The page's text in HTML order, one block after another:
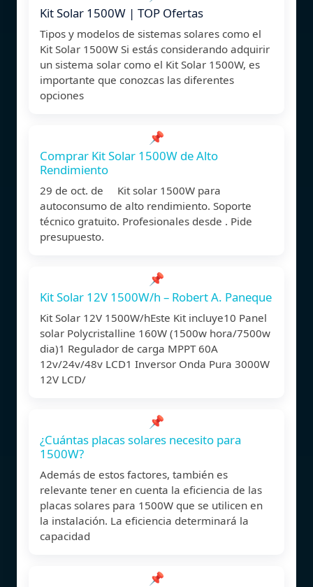
Kit Solar 1500W | TOP Ofertas
Tipos y modelos de sistemas solares como el
Kit Solar 1500W Si estás considerando adquirir
un sistema solar como el Kit Solar 1500W, es
importante que conozcas las diferentes
opciones
📌
Comprar Kit Solar 1500W de Alto
Rendimiento
29 de oct. de Kit solar 1500W para
autoconsumo de alto rendimiento. Soporte
técnico gratuito. Profesionales desde . Pide
presupuesto.
📌
Kit Solar 12V 1500W/h – Robert A. Paneque
Kit Solar 12V 1500W/hEste Kit incluye10 Panel
solar Polycristalline 160W (1500w hora/7500w
dia)1 Regulador de carga MPPT 60A
12v/24v/48v LCD1 Inversor Onda Pura 3000W
12V LCD/
📌
¿Cuántas placas solares necesito para
1500W?
Además de estos factores, también es
relevante tener en cuenta la eficiencia de las
placas solares para 1500W que se utilicen en
la instalación. La eficiencia determinará la
capacidad
📌